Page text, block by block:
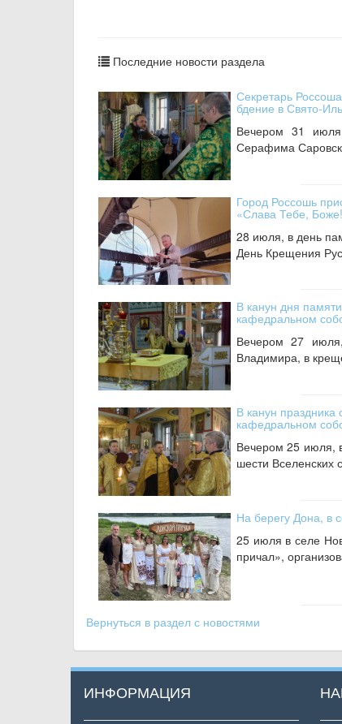
Последние новости раздела
Секретарь
бдение в Свято-
Вечером 31
Серафима
Город Россошь
«Слава Тебе,
28 июля, в день
День Крещения
В канун дня
кафедральном
Вечером 27 июля,
Владимира, в
В канун праздника
кафедральном
Вечером 25 июля,
шести Вселенских
На берегу Дона, в
25 июля в селе
причал»,
Вернуться в раздел с новостями
ИНФОРМАЦИЯ